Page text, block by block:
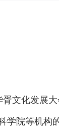
文化发展大
学院等机构